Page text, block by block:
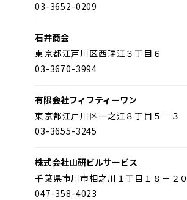
03-3652-0209
石井商会
東京都江戸川区西瑞江３丁目６
03-3670-3994
有限会社フィフティーワン
東京都江戸川区一之江８丁目５－３
03-3655-3245
株式会社山研ビルサービス
千葉県市川市相之川１丁目１８－２０
047-358-4023